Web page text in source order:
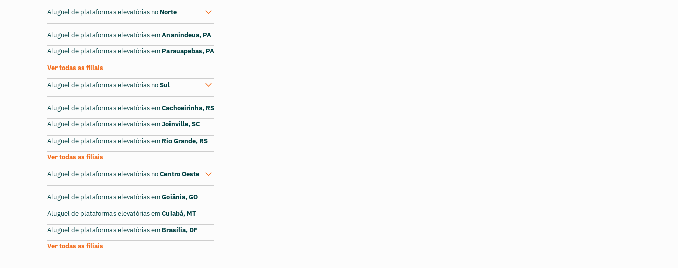
Aluguel de plataformas elevatórias no Norte
Aluguel de plataformas elevatórias emAnanindeua, PA
Aluguel de plataformas elevatórias em Parauapebas, PA
Ver todas as filiais
Aluguel de plataformas elevatórias noSul
Aluguel de plataformas elevatórias emCachoeirinha, RS
Aluguel de plataformas elevatórias emJoinville, SC
Aluguel de plataformas elevatórias em Rio Grande, RS
Ver todas as filiais
Aluguel de plataformas elevatórias noCentro Oeste
Aluguel de plataformas elevatórias emGoiânia, GO
Aluguel de plataformas elevatórias emCuiabá, MT
Aluguel de plataformas elevatórias em Brasília, DF
Ver todas as filiais